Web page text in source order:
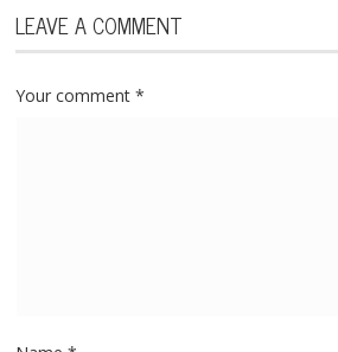
LEAVE A COMMENT
Your comment*